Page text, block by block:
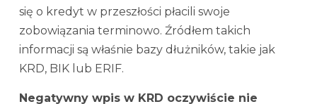
się o kredyt w przeszłości płacili swoje
zobowiązania terminowo. Źródłem takich
informacji są właśnie bazy dłużników, takie jak
KRD, BIK lub ERIF.
Negatywny wpis w KRD oczywiście nie